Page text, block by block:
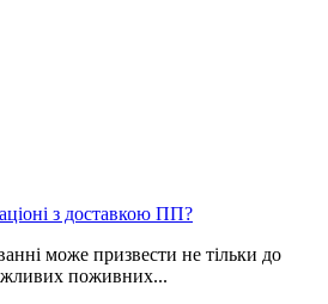
з доставкою ПП?
може призвести не тільки до
поживних...